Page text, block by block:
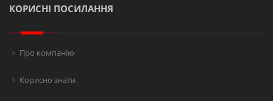
КОРИСНІ ПОСИЛАННЯ
Про компанію
Корисно знати